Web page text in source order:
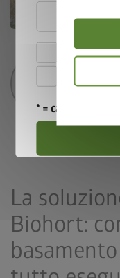
La
Biohort:
Accetto le
* = campo